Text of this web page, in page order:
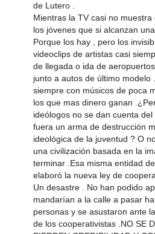
de Lutero .
Mientras la TV casi no
los jóvenes que si alcanzan
Porque los hay , pero los
videoclips de artistas casi
de llegada o ida de
junto a autos de último modelo
siempre con músicos de poca
los que mas dinero ganan
ideólogos no se dan cuenta
fuera un arma de destrucción
ideológica de la juventud ? O
una civilización basada en la
terminar .Esa misma entidad
elaboró la nueva ley de
Un desastre . No han podido
mandarían a la calle a pasar
personas y se asustaron ante
de los cooperativistas .NO SE